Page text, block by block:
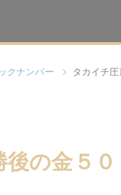
クナンバー タカイチ
後の金５